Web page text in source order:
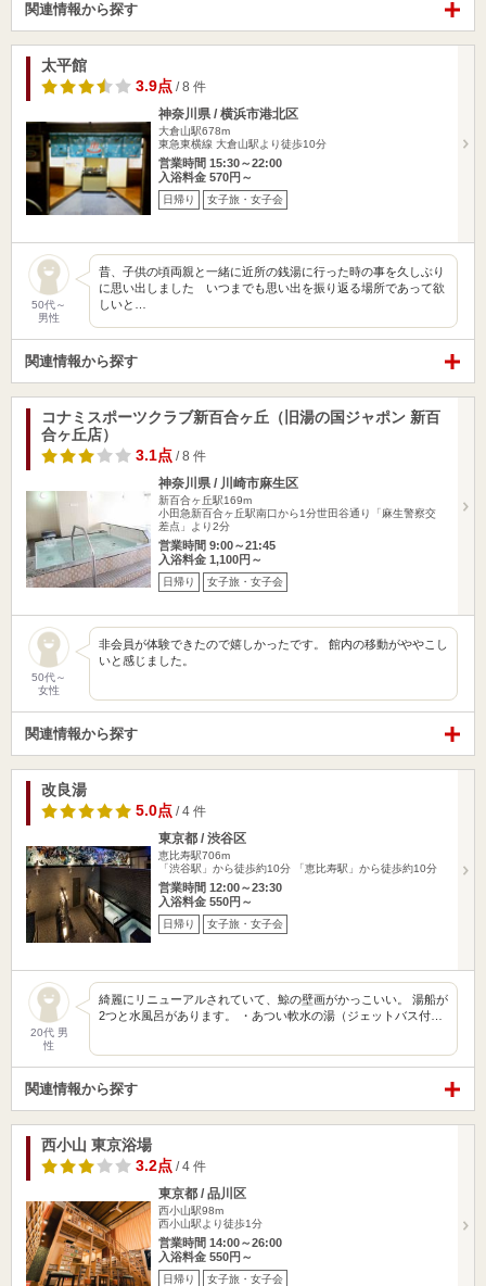
関連情報から探す
太平館
3.9点 / 8 件
神奈川県 / 横浜市港北区
大倉山駅678m
東急東横線 大倉山駅より徒歩10分
営業時間 15:30～22:00
入浴料金 570円～
日帰り 女子旅・女子会
50代～
男性
昔、子供の頃両親と一緒に近所の銭湯に行った時の事を久しぶり
に思い出しました いつまでも思い出を振り返る場所であって欲
しいと…
関連情報から探す
コナミスポーツクラブ新百合ヶ丘（旧湯の国ジャポン 新百
合ヶ丘店）
3.1点 / 8 件
神奈川県 / 川崎市麻生区
新百合ヶ丘駅169m
小田急新百合ヶ丘駅南口から1分世田谷通り「麻生警察交
差点」より2分
営業時間 9:00～21:45
入浴料金 1,100円～
日帰り 女子旅・女子会
50代～
女性
非会員が体験できたので嬉しかったです。 館内の移動がややこし
いと感じました。
関連情報から探す
改良湯
5.0点 / 4 件
東京都 / 渋谷区
恵比寿駅706m
「渋谷駅」から徒歩約10分 「恵比寿駅」から徒歩約10分
営業時間 12:00～23:30
入浴料金 550円～
日帰り 女子旅・女子会
20代 男
性
綺麗にリニューアルされていて、鯨の壁画がかっこいい。 湯船が
2つと水風呂があります。 ・あつい軟水の湯（ジェットバス付…
関連情報から探す
西小山 東京浴場
3.2点 / 4 件
東京都 / 品川区
西小山駅98m
西小山駅より徒歩1分
営業時間 14:00～26:00
入浴料金 550円～
日帰り 女子旅・女子会